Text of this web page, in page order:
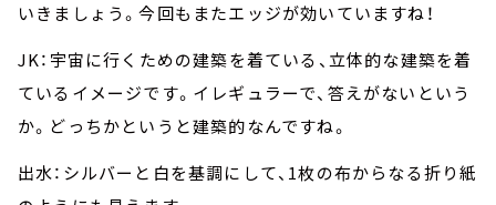
いきましょう。今回もまたエッジが効いていますね！
JK：宇宙に行くための建築を着ている、立体的な建築を着
ているイメージです。イレギュラーで、答えがないという
か。どっちかというと建築的なんですね。
出水：シルバーと白を基調にして、1枚の布からなる折り紙